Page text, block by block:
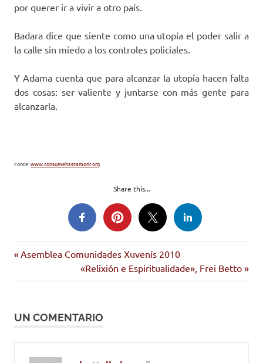
por querer ir a vivir a otro país.
Badara dice que siente como una utopía el poder salir a
la calle sin miedo a los controles policiales.
Y Adama cuenta que para alcanzar la utopía hacen falta
dos cosas: ser valiente y juntarse con más gente para
alcanzarla.
Fonte:www.consumehastamorir.org
Share this...
Navegación
de
Entrada
Asemblea Comunidades Xuvenís 2010
Siguiente
entrada:
«Relixión e Espiritualidade», Frei Betto
UN COMENTARIO